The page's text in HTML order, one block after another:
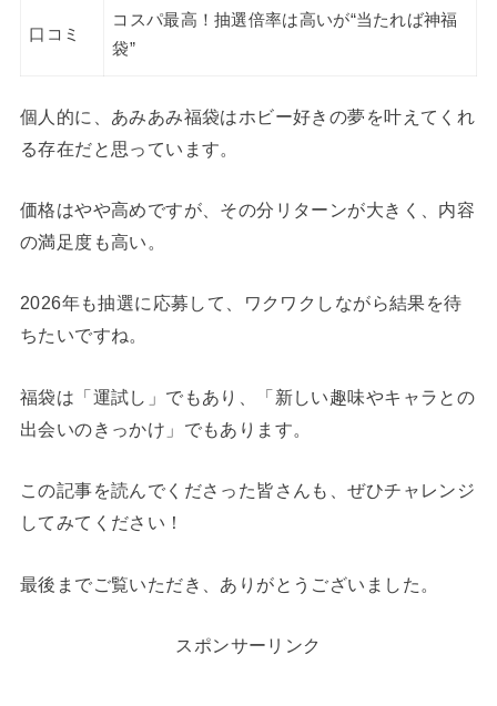
口コミ
コスパ最高！抽選倍率は高いが“当たれば神福
袋”
個人的に、あみあみ福袋はホビー好きの夢を叶えてくれ
る存在だと思っています。
価格はやや高めですが、その分リターンが大きく、内容
の満足度も高い。
2026年も抽選に応募して、ワクワクしながら結果を待
ちたいですね。
福袋は「運試し」でもあり、「新しい趣味やキャラとの
出会いのきっかけ」でもあります。
この記事を読んでくださった皆さんも、ぜひチャレンジ
してみてください！
最後までご覧いただき、ありがとうございました。
スポンサーリンク